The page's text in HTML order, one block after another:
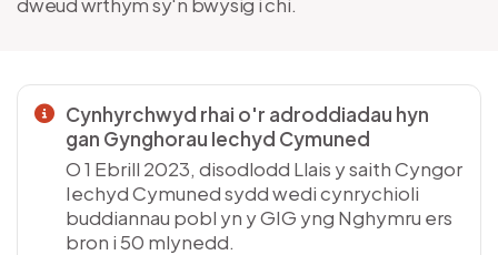
Cynhyrchwyd rhai o'r adroddiadau hyn
gan Gynghorau Iechyd Cymuned
O 1 Ebrill 2023, disodlodd Llais y saith Cyngor
Iechyd Cymuned sydd wedi cynrychioli
buddiannau pobl yn y GIG yng Nghymru ers
bron i 50 mlynedd.